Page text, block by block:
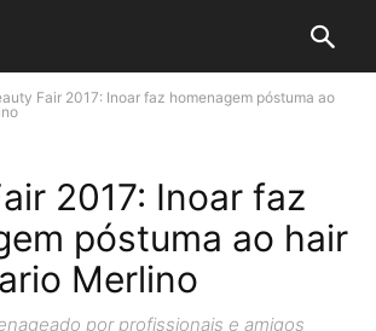
Fair 2017: Inoar faz homenagem póstuma ao
2017: Inoar faz
póstuma ao hair
Merlino
por profissionais e amigos